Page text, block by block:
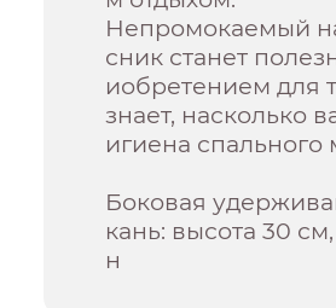
Непромокаемый
сник станет
иобретением для
знает, насколько
игиена спального
Боковая
кань: высота 30
н